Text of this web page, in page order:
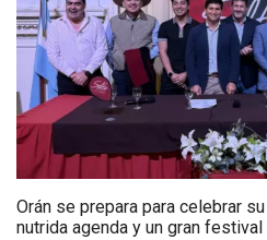
Orán se prepara para celebrar
nutrida agenda y un gran